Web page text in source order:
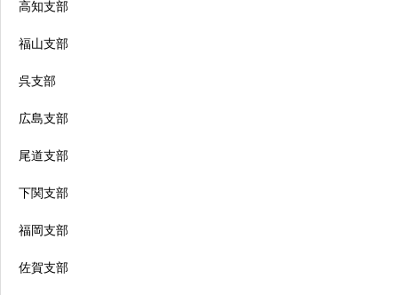
高知支部
福山支部
呉支部
広島支部
尾道支部
下関支部
福岡支部
佐賀支部